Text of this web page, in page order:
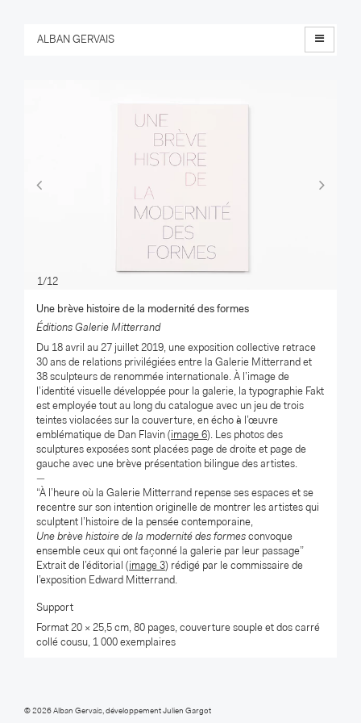
Menu
ALBAN GERVAIS
1/12
Une brève histoire de la modernité des formes
Éditions Galerie Mitterrand
Du 18 avril au 27 juillet 2019, une exposition collective retrace
30 ans de relations privilégiées entre la Galerie Mitterrand et
38 sculpteurs de renommée internationale. À l’image de
l’identité visuelle développée pour la galerie, la typographie Fakt
est employée tout au long du catalogue avec un jeu de trois
teintes violacées sur la couverture, en écho à l’œuvre
emblématique de Dan Flavin (image 6). Les photos des
sculptures exposées sont placées page de droite et page de
gauche avec une brève présentation bilingue des artistes.
—
“À l’heure où la Galerie Mitterrand repense ses espaces et se
recentre sur son intention originelle de montrer les artistes qui
sculptent l’histoire de la pensée contemporaine,
Une brève histoire de la modernité des formes convoque
ensemble ceux qui ont façonné la galerie par leur passage”
Extrait de l’éditorial (image 3) rédigé par le commissaire de
l’exposition Edward Mitterrand.
Support
Format 20 × 25,5 cm, 80 pages, couverture souple et dos carré
collé cousu, 1 000 exemplaires
© 2026 Alban Gervais, développement Julien Gargot